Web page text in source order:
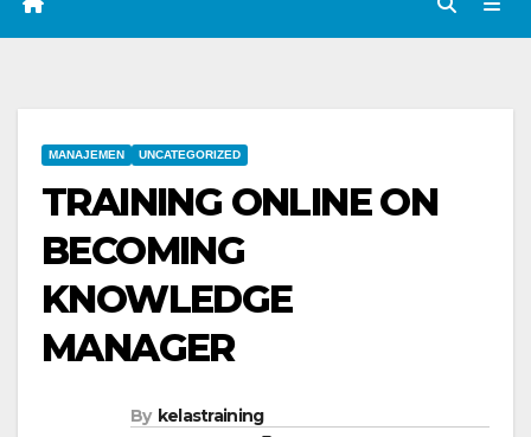
MANAJEMEN UNCATEGORIZED
TRAINING ONLINE ON
BECOMING
KNOWLEDGE
MANAGER
By kelastraining